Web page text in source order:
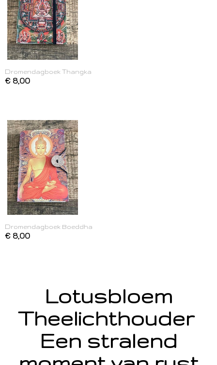
Dromendagboek Thangka
€ 8,00
Dromendagboek Boeddha
€ 8,00
Lotusbloem
Theelichthouder
Een stralend